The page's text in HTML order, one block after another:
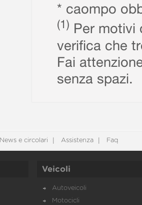
* caompo
(1) Per motivi
verifica che
Fai
senza spazi.
News e circolari Assistenza Faq
Veicoli
Autoveicoli
Motocicli